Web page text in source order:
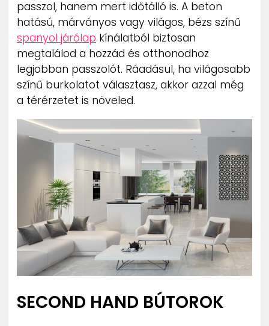
passzol, hanem mert időtálló is. A beton
hatású, márványos vagy világos, bézs színű
spanyol járólap kínálatból biztosan
megtalálod a hozzád és otthonodhoz
legjobban passzolót. Ráadásul, ha világosabb
színű burkolatot választasz, akkor azzal még
a térérzetet is növeled.
SECOND HAND BÚTOROK